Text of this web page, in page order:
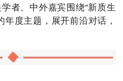
者、中外嘉宾围绕“新质生
年度主题，展开前沿对话，